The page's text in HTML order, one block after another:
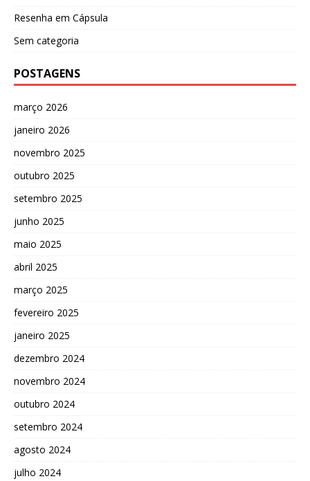
Resenha em Cápsula
Sem categoria
POSTAGENS
março 2026
janeiro 2026
novembro 2025
outubro 2025
setembro 2025
junho 2025
maio 2025
abril 2025
março 2025
fevereiro 2025
janeiro 2025
dezembro 2024
novembro 2024
outubro 2024
setembro 2024
agosto 2024
julho 2024